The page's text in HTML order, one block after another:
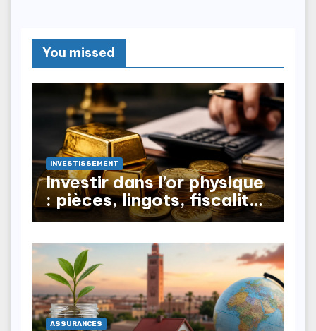
You missed
INVESTISSEMENT
Investir dans l’or physique
: pièces, lingots, fiscalité
à la revente
ASSURANCES